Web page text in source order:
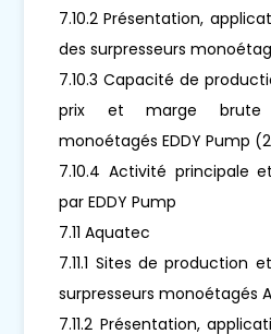
7.10.2 Présentation,
des surpresseurs
7.10.3 Capacité de
prix et marge brute
monoétagés EDDY Pump
7.10.4 Activité principale
par EDDY Pump
7.11 Aquatec
7.11.1 Sites de production
surpresseurs monoétagés
7.11.2 Présentation,